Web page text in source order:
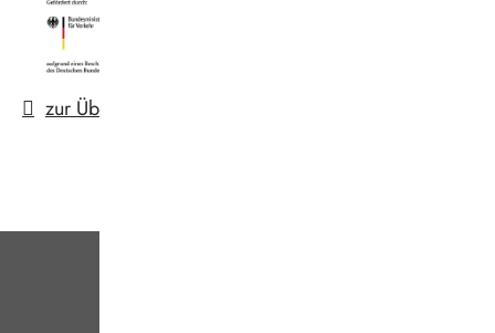
zur Übersicht